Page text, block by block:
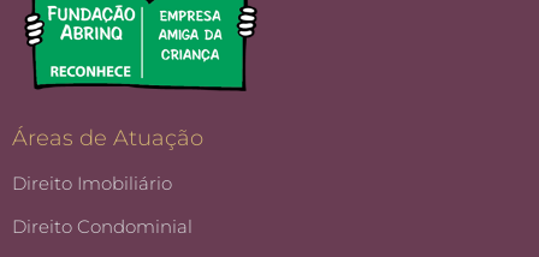
Áreas de Atuação
Direito Imobiliário
Direito Condominial